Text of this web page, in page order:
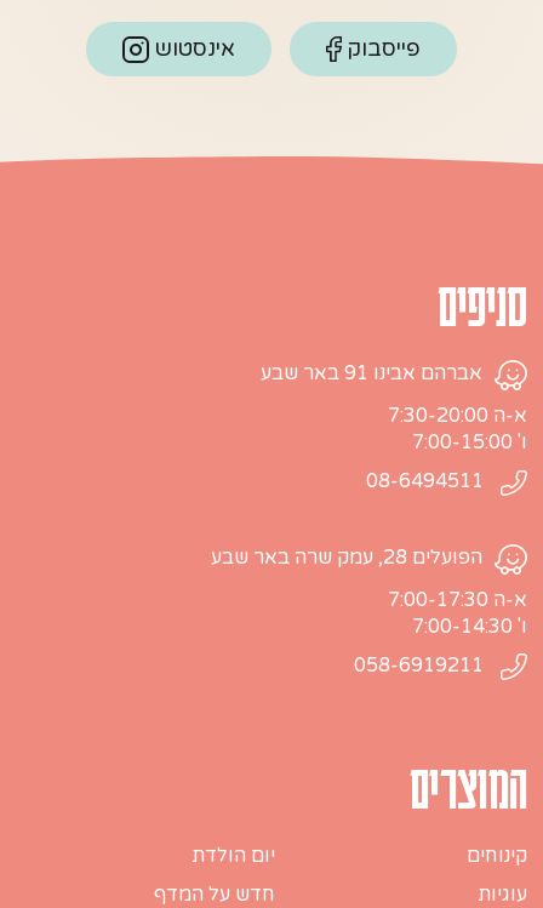
פייסבוק אינסטוש
סניפים
אברהם אבינו 91 באר שבע
א-ה 7:30-20:00
ו' 7:00-15:00
הפועלים 28, עמק שרה באר שבע
א-ה 7:00-17:30
ו' 7:00-14:30
המוצרים
קינוחים
עוגיות
יום הולדת
חדש על המדף